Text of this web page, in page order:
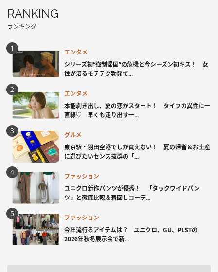
RANKING
ランキング
エンタメ
シリーズ初“強制帰国”の危機と今シーズン初キス！ 女
性が沼るモテテク勃発で...
エンタメ
本能剥き出し、夏の恋がスタート！ タイプの異性に一
直線♡ 早くも走り出す一...
グルメ
東京駅・羽田空港でしか買えない！ 夏の帰省＆お土産
に選びたいセンス抜群の「...
ファッション
ユニクロ新作パンツが優秀！ 「タックワイドパン
ツ」と徹底比較＆着回しコーデ...
ファッション
今年流行るアイテムは？ ユニクロ、GU、PLSTの
2026年秋冬展示会で新...